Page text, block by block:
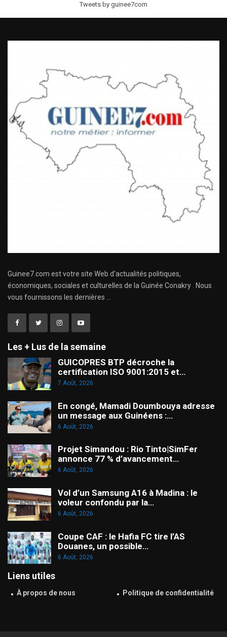
Tweets by guinee7com
Guinee7.com est votre site Web d'actualités politiques,
économiques, sociales et culturelles de la Guinée Conakry . Nous
vous fournissons les dernières ...
Les + Lus de la semaine
GUICOPRES BTP décroche la
certification ISO 9001:2015 et…
7 Août, 2026
En congé, Mamadi Doumbouya adresse
un message aux Guinéens :…
6 Août, 2026
Projet Simandou : Rio Tinto|SimFer
annonce 77 % d’avancement…
6 Août, 2026
Vol d’un Samsung A16 à Madina : le
voleur confondu par la…
6 Août, 2026
Coupe CAF : le Hafia FC tire l’AS
Douanes, un possible…
6 Août, 2026
Liens utiles
À propos de nous Politique de confidentialité